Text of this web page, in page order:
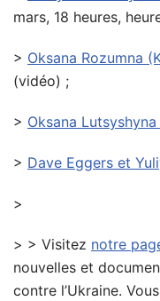
mars, 18 heures,
> Oksana Rozumna
(vidéo) ;
> Oksana
> Dave Eggers et
>
> > Visitez notre
nouvelles et
contre l’Ukraine.